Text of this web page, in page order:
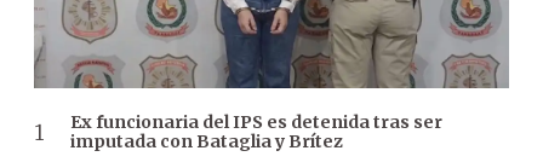
Ex funcionaria del IPS es detenida tras ser
imputada con Bataglia y Brítez